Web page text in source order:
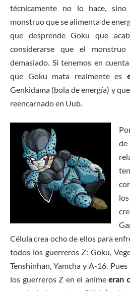
técnicamente no lo hace,
monstruo que se alimenta de
que desprende Goku que
considerarse que el
demasiado. Si tenemos en
que Goku mata realmente es
Genkidama (bola de energía) y
reencarnado en Uub.
Célula crea ocho de ellos para
todos los guerreros Z: Goku,
Tenshinhan, Yamcha y A-16.
los guerreros Z en el animeeran